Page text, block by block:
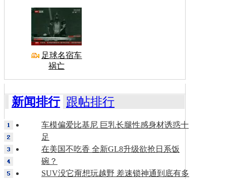
足球名宿车
祸亡
新闻排行 跟帖排行
车模偏爱比基尼 巨乳长腿性感身材诱惑十
足
在美国不吃香 全新GL8升级欲抢日系饭
碗？
SUV没它甭想玩越野 差速锁神通到底有多